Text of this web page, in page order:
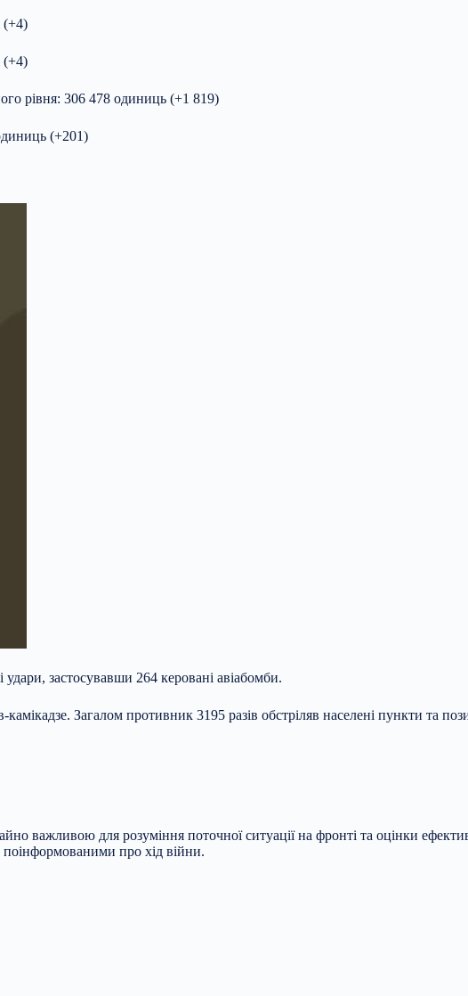
(+4)
(+4)
рівня: 306 478 одиниць (+1 819)
(+201)
удари, застосувавши 264 керовані авіабомби.
Загалом противник 3195 разів обстріляв населені пункти та
важливою для розуміння поточної ситуації на фронті та оцінки
про хід війни.